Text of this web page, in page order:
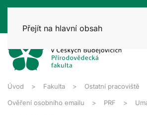
Přejít na hlavní obsah
Úvod Fakulta Ostatní pracoviště
Ověření osobního emailu PRF